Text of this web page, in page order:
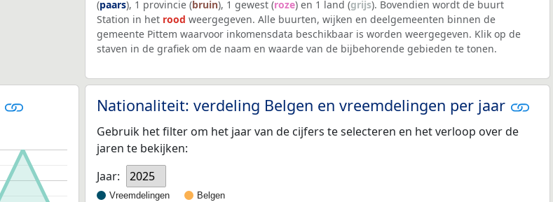
(paars), 1 provincie (bruin), 1 gewest (roze) en 1 land (grijs). Bovendien wordt de buurt
Station in het rood weergegeven. Alle buurten, wijken en deelgemeenten binnen de
gemeente Pittem waarvoor inkomensdata beschikbaar is worden weergegeven. Klik op de
staven in de grafiek om de naam en waarde van de bijbehorende gebieden te tonen.
Nationaliteit: verdeling Belgen en vreemdelingen per jaar
Gebruik het filter om het jaar van de cijfers te selecteren en het verloop over de
jaren te bekijken:
Jaar:
2025
Vreemdelingen Belgen